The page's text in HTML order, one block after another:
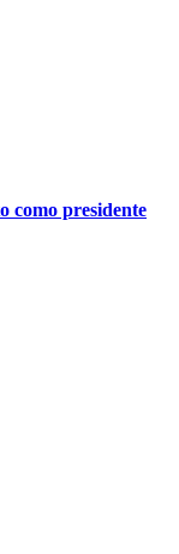
como presidente